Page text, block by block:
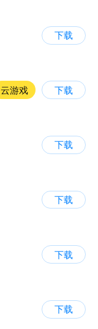
下载
云游戏 下载
下载
下载
下载
下载